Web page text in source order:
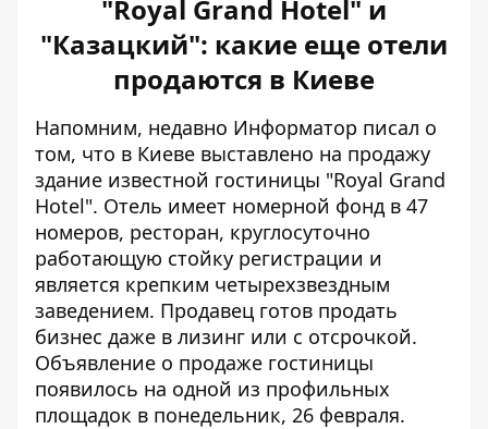
"Royal Grand Hotel" и
"Казацкий": какие еще отели
продаются в Киеве
Напомним, недавно Информатор писал о
том, что в Киеве выставлено на продажу
здание известной гостиницы "Royal Grand
Hotel". Отель имеет номерной фонд в 47
номеров, ресторан, круглосуточно
работающую стойку регистрации и
является крепким четырехзвездным
заведением. Продавец готов продать
бизнес даже в лизинг или с отсрочкой.
Объявление о продаже гостиницы
появилось на одной из профильных
площадок в понедельник, 26 февраля.